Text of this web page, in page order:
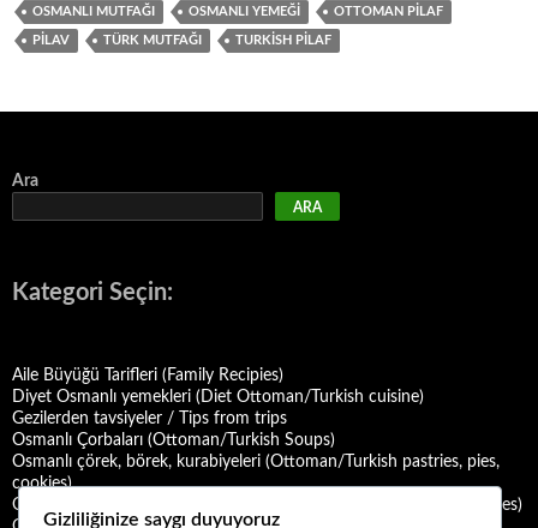
OSMANLI MUTFAĞI OSMANLI YEMEĞI OTTOMAN PILAF
PILAV TÜRK MUTFAĞI TURKISH PILAF
Ara
ARA
Kategori Seçin:
Aile Büyüğü Tarifleri (Family Recipies)
Diyet Osmanlı yemekleri (Diet Ottoman/Turkish cuisine)
Gezilerden tavsiyeler / Tips from trips
Osmanlı Çorbaları (Ottoman/Turkish Soups)
Osmanlı çörek, börek, kurabiyeleri (Ottoman/Turkish pastries, pies,
cookies)
Osmanlı Deniz Mahsulü Yemekleri (Ottoman/Turkish Seafood Dishes)
Gizliliğinize saygı duyuyoruz